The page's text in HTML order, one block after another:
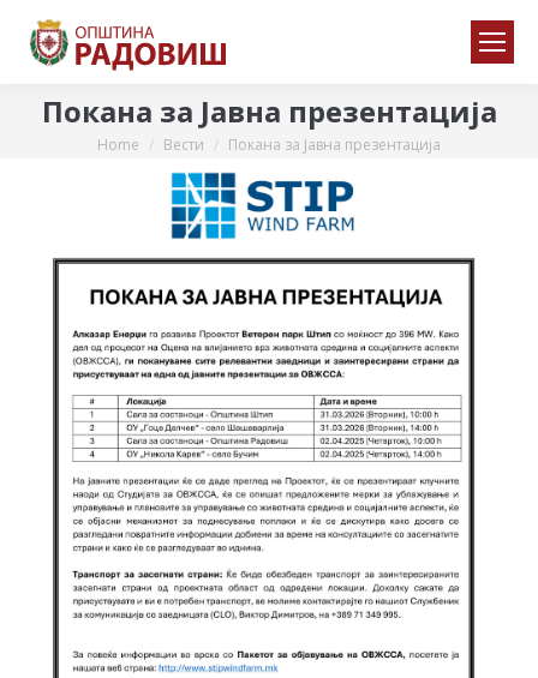
Покана за Јавна презентација
You are here:
Home Вести Покана за Јавна презентација